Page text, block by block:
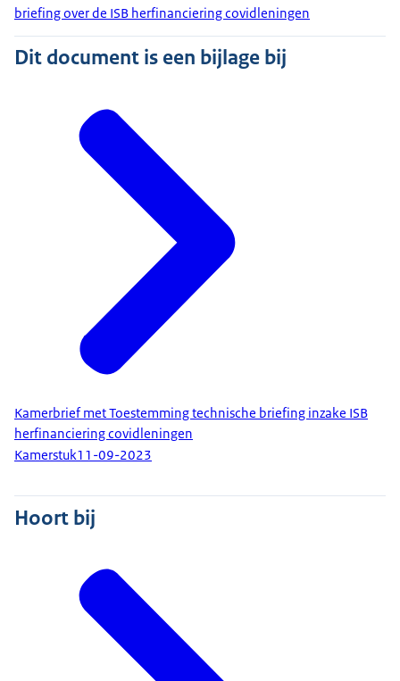
briefing over de ISB herfinanciering covidleningen
Dit document is een bijlage bij
Kamerbrief met Toestemming technische briefing inzake ISB
herfinanciering covidleningen
Kamerstuk11-09-2023
Hoort bij